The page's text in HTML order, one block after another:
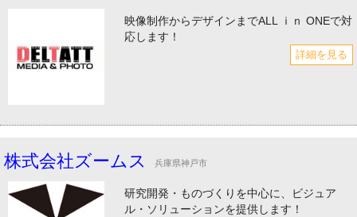
映像制作からデザインまでALL ｉｎ ONEで対
応します！
詳細を見る
株式会社ズームス 兵庫県神戸市
研究開発・ものづくりを中心に、ビジュア
ル・ソリューションを提供します！